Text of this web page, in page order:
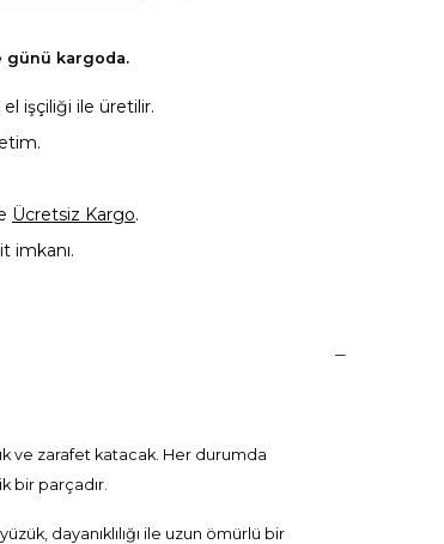
günü kargoda.
işçiliği ile üretilir.
Ücretsiz Kargo.
imkanı.
ve zarafet katacak. Her durumda
bir parçadır.
dayanıklılığı ile uzun ömürlü bir